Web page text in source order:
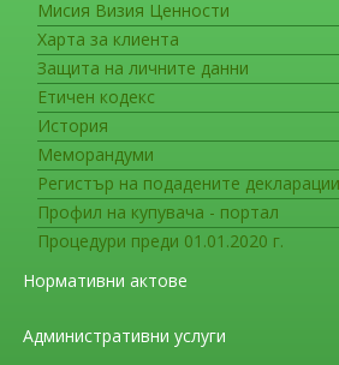
Мисия Визия Ценности
Харта за клиента
Защита на личните данни
Етичен кодекс
История
Меморандуми
Регистър на подадените декларации
Профил на купувача - портал
Процедури преди 01.01.2020 г.
Нормативни актове
Административни услуги
данни на ЕС
Европейската
лекарствата (НМА)
изпитвания,
завършените
Прозрачността и
изпитванията, че